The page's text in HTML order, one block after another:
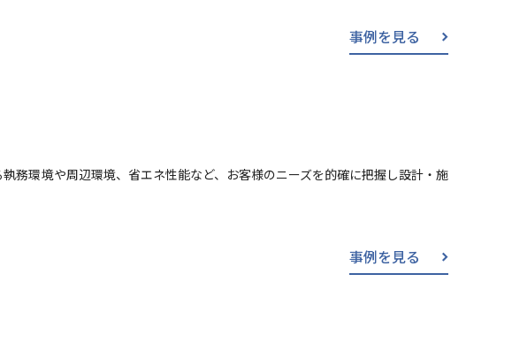
事例を見る
務環境や周辺環境、省エネ性能など、お客様のニーズを的確に把握し設計・施
事例を見る